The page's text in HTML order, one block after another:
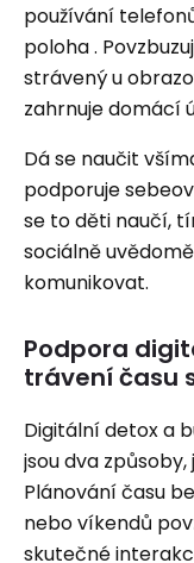
používání
poloha .
strávený u
zahrnuje domácí
Dá se naučit
podporuje
se to děti naučí,
sociálně
komunikovat.
Podpora
trávení času
Digitální detox a
jsou dva
Plánování času
nebo víkendů
skutečné